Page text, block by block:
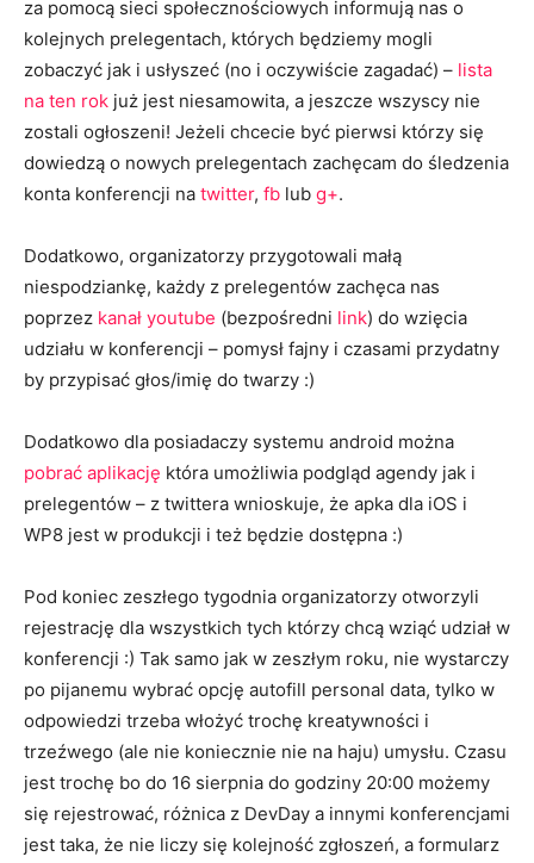
za pomocą sieci społecznościowych informują nas o
kolejnych prelegentach, których będziemy mogli
zobaczyć jak i usłyszeć (no i oczywiście zagadać) – lista
na ten rok już jest niesamowita, a jeszcze wszyscy nie
zostali ogłoszeni! Jeżeli chcecie być pierwsi którzy się
dowiedzą o nowych prelegentach zachęcam do śledzenia
konta konferencji na twitter, fb lub g+.
Dodatkowo, organizatorzy przygotowali małą
niespodziankę, każdy z prelegentów zachęca nas
poprzez kanał youtube (bezpośredni link) do wzięcia
udziału w konferencji – pomysł fajny i czasami przydatny
by przypisać głos/imię do twarzy :)
Dodatkowo dla posiadaczy systemu android można
pobrać aplikację która umożliwia podgląd agendy jak i
prelegentów – z twittera wnioskuje, że apka dla iOS i
WP8 jest w produkcji i też będzie dostępna :)
Pod koniec zeszłego tygodnia organizatorzy otworzyli
rejestrację dla wszystkich tych którzy chcą wziąć udział w
konferencji :) Tak samo jak w zeszłym roku, nie wystarczy
po pijanemu wybrać opcję autofill personal data, tylko w
odpowiedzi trzeba włożyć trochę kreatywności i
trzeźwego (ale nie koniecznie nie na haju) umysłu. Czasu
jest trochę bo do 16 sierpnia do godziny 20:00 możemy
się rejestrować, różnica z DevDay a innymi konferencjami
jest taka, że nie liczy się kolejność zgłoszeń, a formularz